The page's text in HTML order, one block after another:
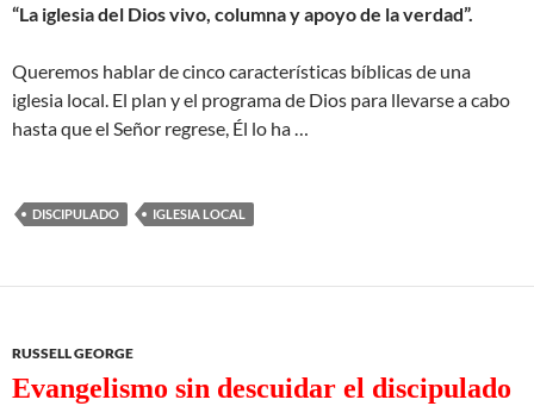
“La iglesia del Dios vivo, columna y apoyo de la verdad”.
Queremos hablar de cinco características bíblicas de una
iglesia local. El plan y el programa de Dios para llevarse a cabo
hasta que el Señor regrese, Él lo ha …
DISCIPULADO IGLESIA LOCAL
RUSSELL GEORGE
Evangelismo sin descuidar el discipulado